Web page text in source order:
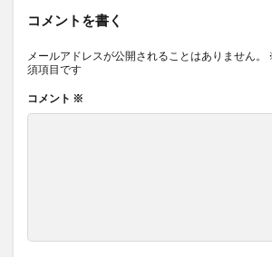
コメントを書く
メールアドレスが公開されることはありません。
須項目です
コメント ※